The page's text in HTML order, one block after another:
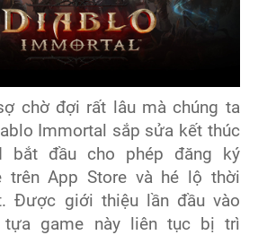
chờ đợi rất lâu mà chúng ta
Immortal sắp sửa kết thúc
bắt đầu cho phép đăng ký
trên App Store và hé lộ thời
Được giới thiệu lần đầu vào
tựa game này liên tục bị trì